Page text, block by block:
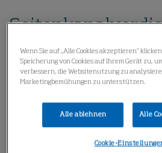
Wenn Sie auf „Alle Cookies akzeptieren“
Speicherung von Cookies auf Ihrem Gerät zu,
verbessern, die Websitenutzung zu
Marketingbemühungen zu unterstützen.
Alle ablehnen Alle
Cookie-